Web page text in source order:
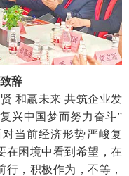
辞
和赢未来 共筑企业发
兴中国梦而努力奋斗”
当前经济形势严峻复
在困境中看到希望，在
，积极作为，不等，